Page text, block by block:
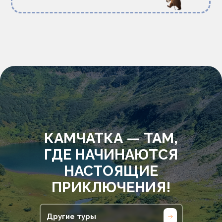
КАМЧАТКА — ТАМ,
ГДЕ НАЧИНАЮТСЯ
НАСТОЯЩИЕ
ПРИКЛЮЧЕНИЯ!
Другие туры